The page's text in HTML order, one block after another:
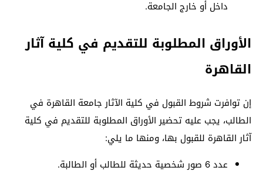
داخل أو خارج الجامعة.
الأوراق المطلوبة للتقديم في كلية آثار
القاهرة
إن توافرت شروط القبول في كلية الآثار جامعة القاهرة في
الطالب، يجب عليه تحضير الأوراق المطلوبة للتقديم في كلية
آثار القاهرة للقبول بها، ومنها ما يلي:
عدد 6 صور شخصية حديثة للطالب أو الطالبة.